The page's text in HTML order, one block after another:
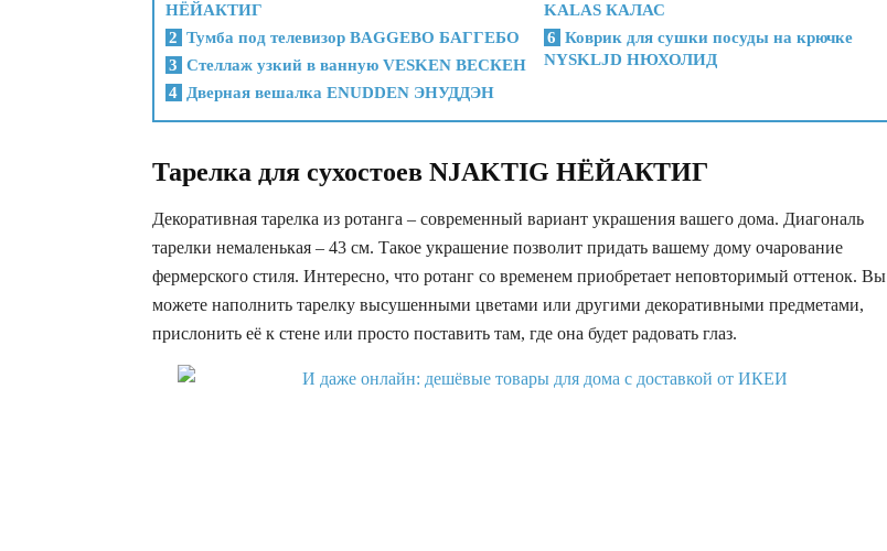
НЁЙАКТИГ
2 Тумба под телевизор BAGGEBO БАГГЕБО
3 Стеллаж узкий в ванную VESKEN ВЕСКЕН
4 Дверная вешалка ENUDDEN ЭНУДДЭН
KALAS КАЛАС
6 Коврик для сушки посуды на крючке
NYSKLJD НЮХОЛИД
Тарелка для сухостоев NJAKTIG НЁЙАКТИГ
Декоративная тарелка из ротанга – современный вариант украшения вашего дома. Диагональ
тарелки немаленькая – 43 см. Такое украшение позволит придать вашему дому очарование
фермерского стиля. Интересно, что ротанг со временем приобретает неповторимый оттенок. Вы
можете наполнить тарелку высушенными цветами или другими декоративными предметами,
прислонить её к стене или просто поставить там, где она будет радовать глаз.